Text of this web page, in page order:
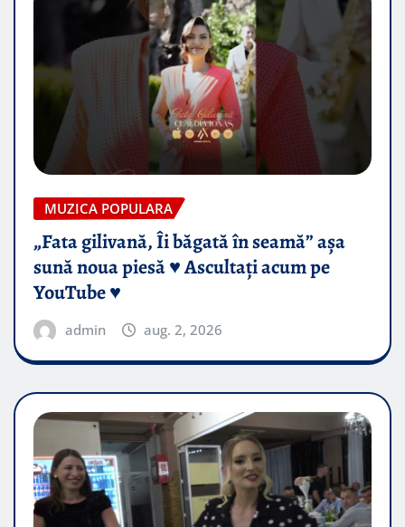
MUZICA POPULARA
„Fata gilivană, Îi băgată în seamă” așa
sună noua piesă ♥️ Ascultați acum pe
YouTube ♥️
admin aug. 2, 2026